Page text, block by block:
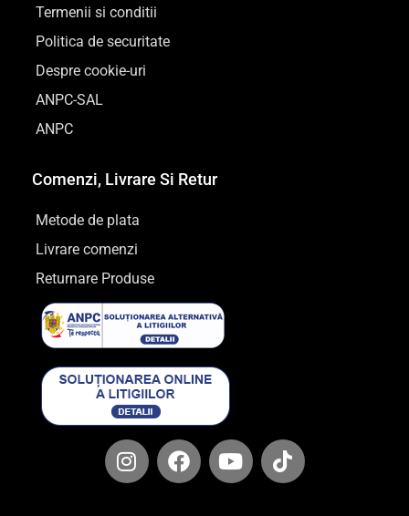
Termenii si conditii
Politica de securitate
Despre cookie-uri
ANPC-SAL
ANPC
Comenzi, Livrare Si Retur
Metode de plata
Livrare comenzi
Returnare Produse